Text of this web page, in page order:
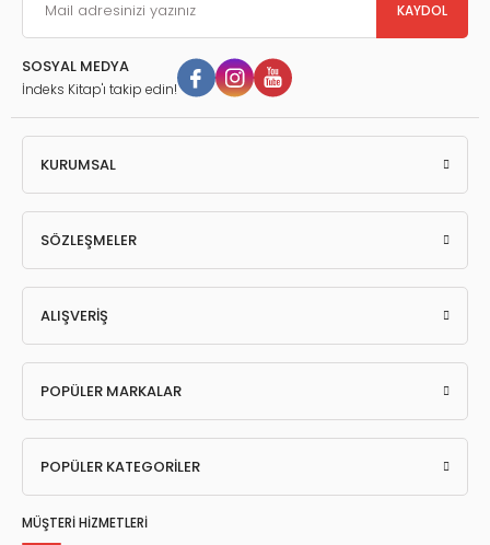
KAYDOL
SOSYAL MEDYA
İndeks Kitap'ı takip edin!
KURUMSAL
SÖZLEŞMELER
ALIŞVERİŞ
POPÜLER MARKALAR
POPÜLER KATEGORİLER
MÜŞTERİ HİZMETLERİ